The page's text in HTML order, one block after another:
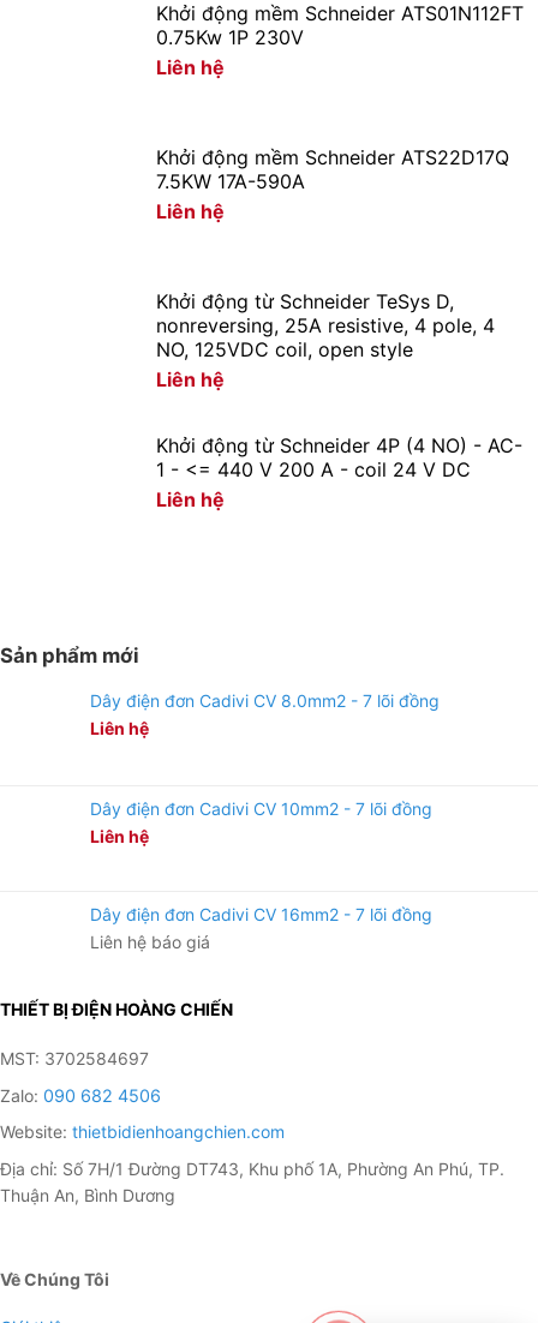
Cao gấp 2-3 lần so với đèn copmact
Cấu tạo và kích thước
Đế đèn thiết kế tối ưu, dễ dàng lắp đặt
Chiếu sáng hộ gia đình, căn hộ, tòa nhà: Hành lang, ban
Khởi động mềm Schneider ATS01N112FT
0.75Kw 1P 230V
Liên hệ
Khởi động mềm Schneider ATS22D17Q
7.5KW 17A-590A
Liên hệ
Khởi động từ Schneider TeSys D,
nonreversing, 25A resistive, 4 pole, 4
NO, 125VDC coil, open style
Liên hệ
Khởi động từ Schneider 4P (4 NO) - AC-
1 - <= 440 V 200 A - coil 24 V DC
Liên hệ
Sản phẩm mới
Dây điện đơn Cadivi CV 8.0mm2 - 7 lõi đồng
Liên hệ
Dây điện đơn Cadivi CV 10mm2 - 7 lõi đồng
Liên hệ
Dây điện đơn Cadivi CV 16mm2 - 7 lõi đồng
Liên hệ báo giá
THIẾT BỊ ĐIỆN HOÀNG CHIẾN
MST: 3702584697
Zalo: 090 682 4506
Website: thietbidienhoangchien.com
Địa chỉ: Số 7H/1 Đường DT743, Khu phố 1A, Phường An Phú, TP.
Thuận An, Bình Dương
Về Chúng Tôi